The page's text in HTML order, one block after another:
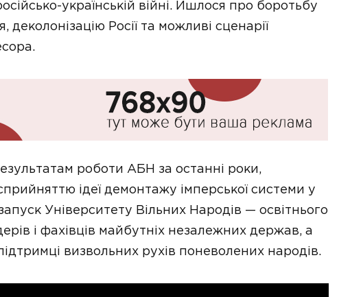
українській війні. Йшлося про боротьбу
Росії та можливі сценарії
роботи АБН за останні роки,
ідеї демонтажу імперської системи у
Університету Вільних Народів — освітнього
і фахівців майбутніх незалежних держав, а
визвольних рухів поневолених народів.